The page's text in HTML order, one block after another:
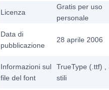
Licenza
Gratis per uso
personale
Data di
pubblicazione
28 aprile 2006
Informazioni sul
file del font
TrueType (.ttf)
stili